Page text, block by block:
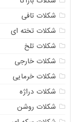
شکلات تافی
شکلات تخته ای
شکلات تلخ
شکلات خارجی
شکلات خرمایی
شکلات دراژه
شکلات روشن